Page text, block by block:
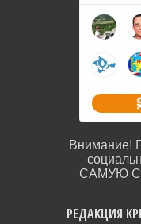
Внимание!
САМУЮ
РЕДАКЦИЯ